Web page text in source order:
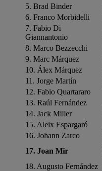
5. Brad Binder
6. Franco Morbidelli
7. Fabio Di
Giannantonio
8. Marco Bezzecchi
9. Marc Márquez
10. Álex Márquez
11. Jorge Martín
12. Fabio Quartararo
13. Raúl Fernández
14. Jack Miller
15. Aleix Espargaró
16. Johann Zarco
17. Joan Mir
18. Augusto Fernández